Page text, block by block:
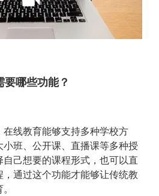
哪些功能？
线教育能够支持多种学校方
班、公开课、直播课等多种授
己想要的课程形式，也可以直
通过这个功能才能够让传统教